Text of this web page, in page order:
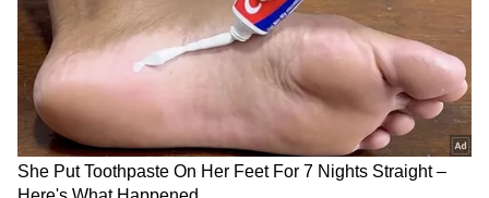
ಕಳೆದ 15 ವರ್ಷಗಳಿಂದ ನಿರಂತರ ಬರವಣಿಗೆ ಉದ್ಯೋಗದಲ್ಲಿದ್ದೇನೆ.
ಸುದ್ದಿ ಮಾಧ್ಯಮವಲ್ಲದೇ ಮನರಂಜನಾ ಮಾಧ್ಯಮದಲ್ಲೂ ಕೆಲಸ
ಮಾಡಿದ್ದೇನೆ. ಉತ್ತರ ಕನ್ನಡ ಜಿಲ್ಲೆ ಶಿರಸಿ ಹುಟ್ಟೂರು. ಕರ್ನಾಟಕ
ವಿಶ್ವವಿದ್ಯಾಲಯ, ಧಾರವಾಡದಿಂದ ಕಲಾ ವಿಭಾಗದಲ್ಲಿ ಪದವಿ
ಪಡೆದಿದ್ದೇನೆ. ಸಾಮಾಜಿಕ ಕಳಕಳಿಗೆ ಹೆಚ್ಚಿನ ಆದ್ಯತೆ, ಮಾನವೀಯತೆಗೆ
ಮೊದಲ ಪ್ರಾಶಸ್ತ್ಯ.
ಸಮಂತಾ ರುತ್ ಪ್ರಭು ಆರೋಗ್ಯ ಮನರಂಜನಾ ಸುದ್ದಿ
ಕನ್ನಡ ಸಿನಿಮಾ ( Kannada Cinema News), ಟಿವಿ
ಕಾರ್ಯಕ್ರಮಗಳು (Kannada TV Shows), ಸೆಲೆಬ್ರಿಟಿ
ಸುದ್ದಿಗಳು ಮತ್ತು ಇತ್ತೀಚಿನ ಸುದ್ದಿಗಳಿಗಾಗಿ ಏಷ್ಯಾನೆಟ್